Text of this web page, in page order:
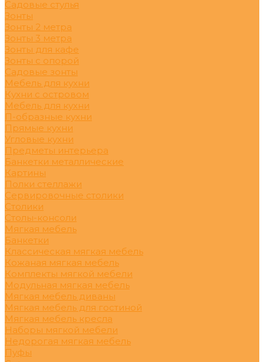
Садовые стулья
Зонты
Зонты 2 метра
Зонты 3 метра
Зонты для кафе
Зонты с опорой
Садовые зонты
Мебель для кухни
Кухни с островом
Мебель для кухни
П-образные кухни
Прямые кухни
Угловые кухни
Предметы интерьера
Банкетки металлические
Картины
Полки стеллажи
Сервировочные столики
Столики
Столы-консоли
Мягкая мебель
Банкетки
Классическая мягкая мебель
Кожаная мягкая мебель
Комплекты мягкой мебели
Модульная мягкая мебель
Мягкая мебель диваны
Мягкая мебель для гостиной
Мягкая мебель кресла
Наборы мягкой мебели
Недорогая мягкая мебель
Пуфы